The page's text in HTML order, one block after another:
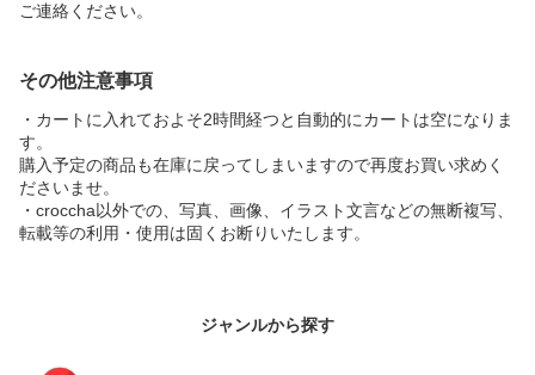
ご連絡ください。
その他注意事項
・カートに入れておよそ2時間経つと自動的にカートは空になりま
す。
購入予定の商品も在庫に戻ってしまいますので再度お買い求めく
ださいませ。
・croccha以外での、写真、画像、イラスト文言などの無断複写、
転載等の利用・使用は固くお断りいたします。
ジャンルから探す